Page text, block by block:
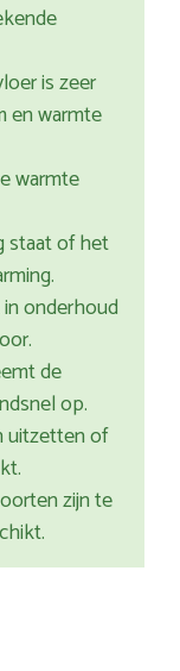
is zeer
en warmte
warmte
staat of het
onderhoud
de
op.
uitzetten of
zijn te